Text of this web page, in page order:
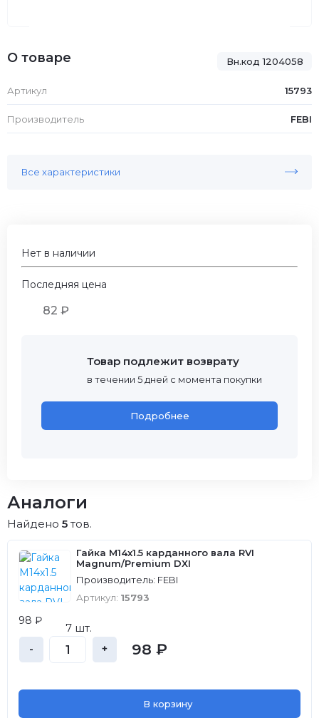
Вн.код 1204058
О товаре
Артикул 15793
Производитель FEBI
Все характеристики
Нет в наличии
Последняя цена
82 ₽
Товар подлежит возврату
в течении 5 дней с момента покупки
Подробнее
Аналоги
Найдено 5 тов.
Гайка М14х1.5 карданного вала RVI
Magnum/Premium DXI
Производитель: FEBI
Артикул: 15793
98 ₽
7 шт.
- + 98 ₽
В корзину